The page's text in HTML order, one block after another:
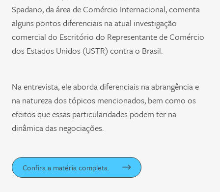
Spadano, da área de Comércio Internacional, comenta
alguns pontos diferenciais na atual investigação
comercial do Escritório do Representante de Comércio
dos Estados Unidos (USTR) contra o Brasil.
Na entrevista, ele aborda diferenciais na abrangência e
na natureza dos tópicos mencionados, bem como os
efeitos que essas particularidades podem ter na
dinâmica das negociações.
Confira a matéria completa.